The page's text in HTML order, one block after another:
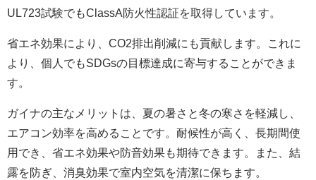
UL723試験でもClassA防火性認証を取得しています。
省エネ効果により、CO2排出削減にも貢献します。これに
より、個人でもSDGsの目標達成に寄与することができま
す。
ガイナの主なメリットは、夏の暑さと冬の寒さを軽減し、
エアコン効率を高めることです。耐候性が高く、長期間使
用でき、省エネ効果や防音効果も期待できます。また、結
露を防ぎ、消臭効果で室内空気を清潔に保ちます。